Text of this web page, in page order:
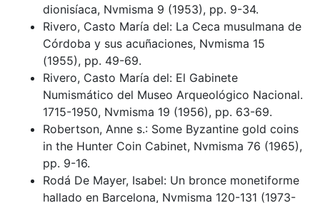
dionisíaca, Nvmisma 9 (1953), pp. 9-34.
Rivero, Casto María del: La Ceca musulmana de
Córdoba y sus acuñaciones, Nvmisma 15
(1955), pp. 49-69.
Rivero, Casto María del: El Gabinete
Numismático del Museo Arqueológico Nacional.
1715-1950, Nvmisma 19 (1956), pp. 63-69.
Robertson, Anne s.: Some Byzantine gold coins
in the Hunter Coin Cabinet, Nvmisma 76 (1965),
pp. 9-16.
Rodá De Mayer, Isabel: Un bronce monetiforme
hallado en Barcelona, Nvmisma 120-131 (1973-